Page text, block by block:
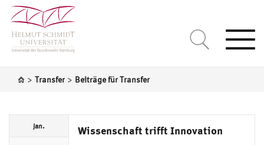
> Transfer > Beiträge für Transfer
Jan. Wissenschaft trifft Innovation